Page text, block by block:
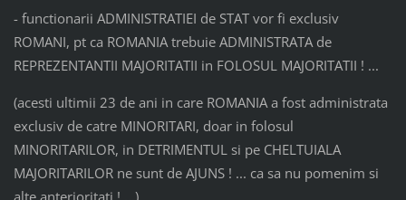
- functionarii ADMINISTRATIEI de STAT vor fi exclusiv
ROMANI, pt ca ROMANIA trebuie ADMINISTRATA de
REPREZENTANTII MAJORITATII in FOLOSUL MAJORITATII ! ...
(acesti ultimii 23 de ani in care ROMANIA a fost administrata
exclusiv de catre MINORITARI, doar in folosul
MINORITARILOR, in DETRIMENTUL si pe CHELTUIALA
MAJORITARILOR ne sunt de AJUNS ! ... ca sa nu pomenim si
alte anterioritati ! ...)